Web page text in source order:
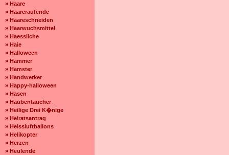
» Haare
» Haareraufende
» Haareschneiden
» Haarwuchsmittel
» Haessliche
» Haie
» Halloween
» Hammer
» Hamster
» Handwerker
» Happy-halloween
» Hasen
» Haubentaucher
» Heilige Drei K�nige
» Heiratsantrag
» Heissluftballons
» Helikopter
» Herzen
» Heulende